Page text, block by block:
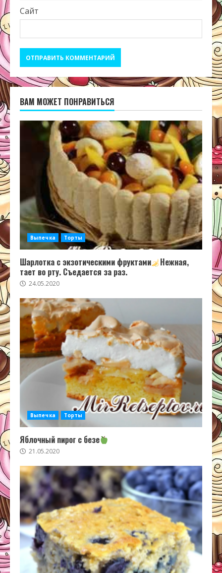
Сайт
ВАМ МОЖЕТ ПОНРАВИТЬСЯ
Выпечка Торты
Шарлотка с экзотическими фруктами
Нежная,
тает во рту. Съедается за раз.
24.05.2020
Выпечка Торты
Яблочный пирог с безе
21.05.2020